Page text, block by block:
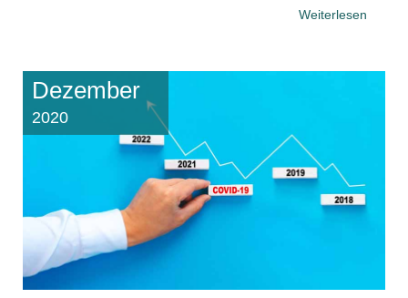
Weiterlesen
Dezember
2020